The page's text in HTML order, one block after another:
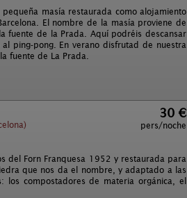
masía restaurada como alojamiento
El nombre de la masía proviene de
fuente de la Prada. Aquí podréis descansar
ping-pong. En verano disfrutad de nuestra
fuente de La Prada.
30 €
pers/noche
del Forn Franquesa 1952 y restaurada para
que nos da el nombre, y adaptado a las
los compostadores de materia orgánica, el